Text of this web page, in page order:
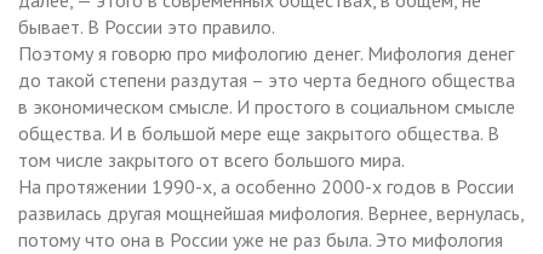
бывает. В России это правило.
Поэтому я говорю про мифологию денег. Мифология денег
до такой степени раздутая – это черта бедного общества
в экономическом смысле. И простого в социальном смысле
общества. И в большой мере еще закрытого общества. В
том числе закрытого от всего большого мира.
На протяжении 1990-х, а особенно 2000-х годов в России
развилась другая мощнейшая мифология. Вернее, вернулась,
потому что она в России уже не раз была. Это мифология